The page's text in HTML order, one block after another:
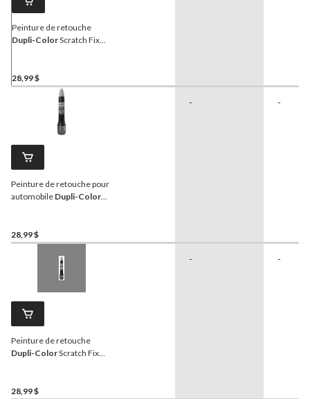
Peinture de retouche
Dupli-ColorScratch Fix
(WB, WP, WT, YA)
28,99 $
Peinture de retouche pour
automobile Dupli-Color
(universel)
28,99 $
- -
Peinture de retouche
Dupli-ColorScratch Fix
(CAHA10070)
28,99 $
- -